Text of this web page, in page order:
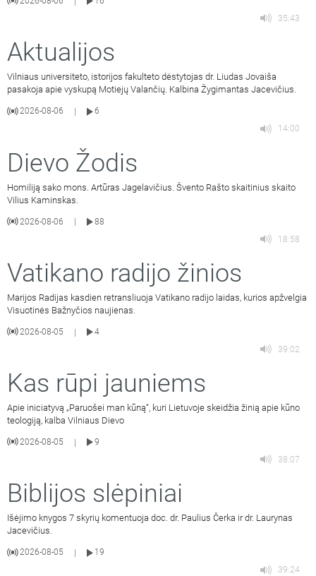
35:43
Aktualijos
Vilniaus universiteto, istorijos fakulteto dėstytojas dr. Liudas Jovaiša
pasakoja apie vyskupą Motiejų Valančių. Kalbina Žygimantas Jacevičius.
2026-08-06
6
14:00
Dievo Žodis
Homiliją sako mons. Artūras Jagelavičius. Švento Rašto skaitinius skaito
Vilius Kaminskas.
2026-08-06
88
18:58
Vatikano radijo žinios
Marijos Radijas kasdien retransliuoja Vatikano radijo laidas, kurios apžvelgia
Visuotinės Bažnyčios naujienas.
2026-08-05 |
4
39:02
Kas rūpi jauniems
Apie iniciatyvą „Paruošei man kūną“, kuri Lietuvoje skeidžia žinią apie kūno
teologiją, kalba Vilniaus Dievo
2026-08-05 |
9
38:07
Biblijos slėpiniai
Išėjimo knygos 7 skyrių komentuoja doc. dr. Paulius Čerka ir dr. Laurynas
Jacevičius.
2026-08-05
19
39:24